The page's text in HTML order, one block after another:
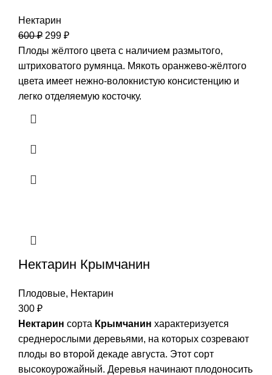
Нектарин
600₽ 299 ₽
Плоды жёлтого цвета с наличием размытого,
штриховатого румянца. Мякоть оранжево-жёлтого
цвета имеет нежно-волокнистую консистенцию и
легко отделяемую косточку.
Нектарин Крымчанин
Плодовые, Нектарин
300 ₽
Нектарин сорта Крымчанин характеризуется
среднерослыми деревьями, на которых созревают
плоды во второй декаде августа. Этот сорт
высокоурожайный. Деревья начинают плодоносить